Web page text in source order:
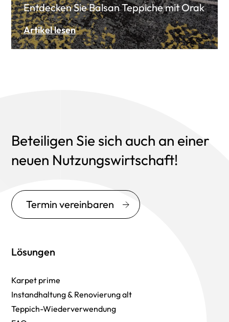
Entdecken Sie Balsan Teppiche mit Orak
Artikel lesen
Beteiligen Sie sich auch an einer
neuen Nutzungswirtschaft!
Termin vereinbaren
Lösungen
Karpet prime
Instandhaltung & Renovierung alt
Teppich-Wiederverwendung